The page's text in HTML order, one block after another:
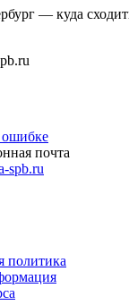
— куда
почта
spb.ru
политика